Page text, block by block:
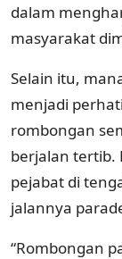
dalam
masyarakat
Selain itu,
menjadi
rombongan
berjalan tertib.
pejabat di
jalannya
“Rombongan